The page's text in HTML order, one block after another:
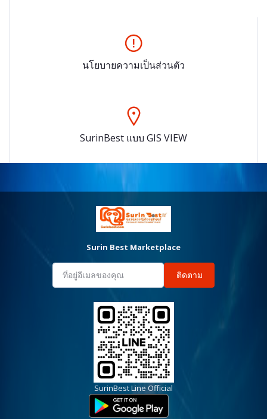
นโยบายความเป็นส่วนตัว
SurinBest แบบ GIS VIEW
Surin Best Marketplace
ติดตาม
SurinBest Line Official